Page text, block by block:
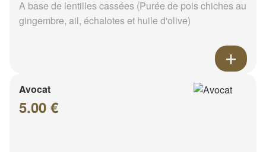
A base de lentilles cassées (Purée de pois chiches au
gingembre, ail, échalotes et huile d'olive)
Avocat
5.00 €